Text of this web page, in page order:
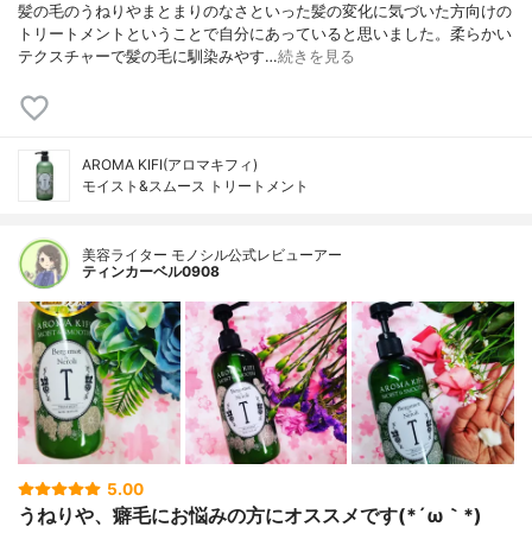
髪の毛のうねりやまとまりのなさといった髪の変化に気づいた方向けの
トリートメントということで自分にあっていると思いました。柔らかい
テクスチャーで髪の毛に馴染みやす…続きを見る
AROMA KIFI(アロマキフィ)
モイスト&スムース トリートメント
美容ライター モノシル公式レビューアー
ティンカーベル0908
5.00
うねりや、癖毛にお悩みの方にオススメです(*´ω｀*)